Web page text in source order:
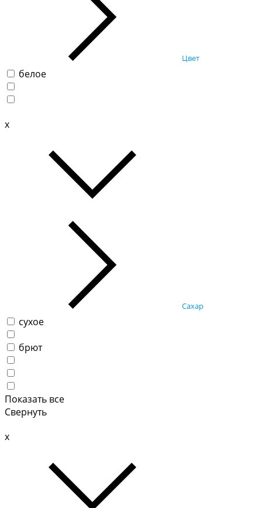
Цвет
белое
x
Сахар
сухое
брют
Показать все
Свернуть
x